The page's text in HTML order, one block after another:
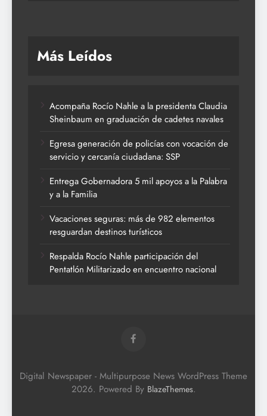
Más Leídos
Acompaña Rocío Nahle a la presidenta Claudia
Sheinbaum en graduación de cadetes navales
Egresa generación de policías con vocación de
servicio y cercanía ciudadana: SSP
Entrega Gobernadora 5 mil apoyos a la Palabra
y a la Familia
Vacaciones seguras: más de 982 elementos
resguardan destinos turísticos
Respalda Rocío Nahle participación del
Pentatlón Militarizado en encuentro nacional
Digital Newspaper - Multipurpose News WordPress Theme
2026. Powered By BlazeThemes.